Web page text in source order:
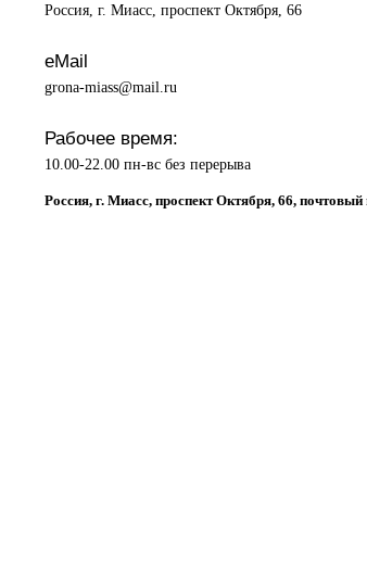
Россия, г. Миасс, проспект Октября, 66
eMail
grona-miass@mail.ru
Рабочее время:
10.00-22.00 пн-вс без перерыва
Россия, г. Миасс, проспект Октября, 66, почтовый